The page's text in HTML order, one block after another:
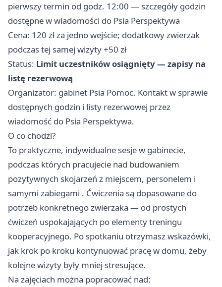
pierwszy termin od godz. 12:00 — szczegóły godzin
dostępne w wiadomości do Psia Perspektywa
Cena: 120 zł za jedno wejście; dodatkowy zwierzak
podczas tej samej wizyty +50 zł
Status: Limit uczestników osiągnięty — zapisy na
listę rezerwową
Organizator: gabinet Psia Pomoc. Kontakt w sprawie
dostępnych godzin i listy rezerwowej przez
wiadomość do Psia Perspektywa.
O co chodzi?
To praktyczne, indywidualne sesje w gabinecie,
podczas których pracujecie nad budowaniem
pozytywnych skojarzeń z miejscem, personelem i
samymi zabiegami . Ćwiczenia są dopasowane do
potrzeb konkretnego zwierzaka — od prostych
ćwiczeń uspokajających po elementy treningu
kooperacyjnego. Po spotkaniu otrzymasz wskazówki,
jak krok po kroku kontynuować pracę w domu, żeby
kolejne wizyty były mniej stresujące.
Na zajęciach można popracować nad: